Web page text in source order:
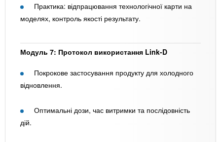
Практика: відпрацювання технологічної карти на
моделях, контроль якості результату.
Модуль 7: Протокол використання Link-D
Покрокове застосування продукту для холодного
відновлення.
Оптимальні дози, час витримки та послідовність
дій.